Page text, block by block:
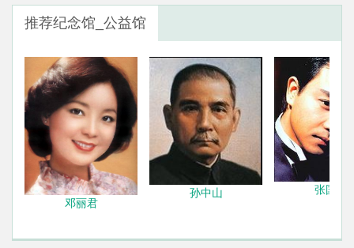
推荐纪念馆_公益馆
邓丽君
孙中山 张国荣